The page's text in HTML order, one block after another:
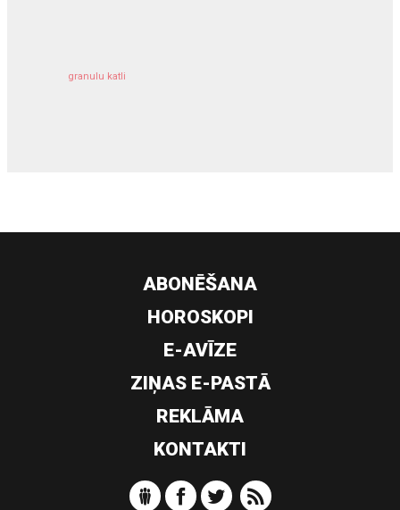
granulu katli
ABONĒŠANA
HOROSKOPI
E-AVĪZE
ZIŅAS E-PASTĀ
REKLĀMA
KONTAKTI